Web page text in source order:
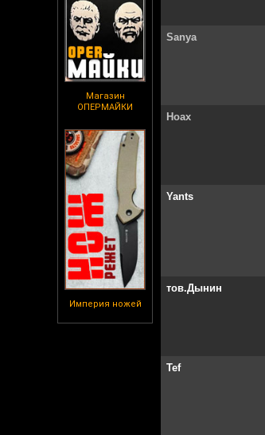
Магазин
ОПЕРМАЙКИ
Империя ножей
Sanya
Hoax
Yants
тов.Дынин
Tef